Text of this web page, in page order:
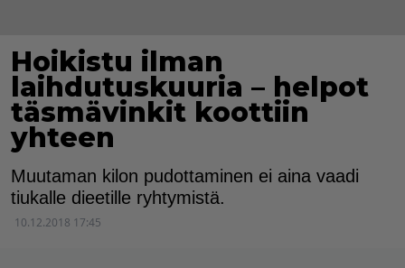
Hoikistu ilman
laihdutuskuuria – helpot
täsmävinkit koottiin
yhteen
Muutaman kilon pudottaminen ei aina vaadi
tiukalle dieetille ryhtymistä.
10.12.2018 17:45